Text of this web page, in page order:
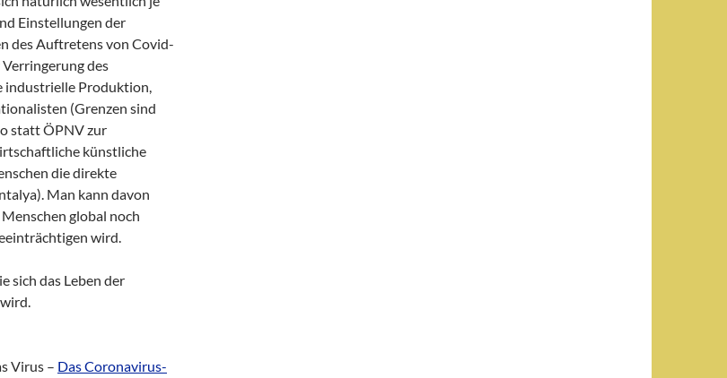
Einstellungen der
des Auftretens von Covid-
des
industrielle Produktion,
(Grenzen sind
statt ÖPNV zur
künstliche
die direkte
Man kann davon
global noch
wird.
sich das Leben der
Virus – Das Coronavirus-